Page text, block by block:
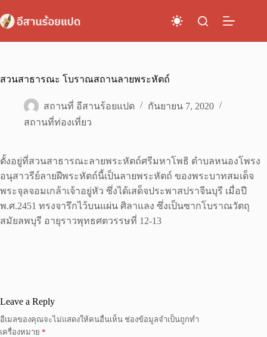
to
content
สวนสาธารณะ โบราณสถานลายพระหัตถ์
สถานที่ อีสานร้อยแปด
กันยายน 7, 2020
สถานที่ท่องเที่ยว
ตั้งอยู่ที่สวนสาธารณะลายพระหัตถ์ศรีมหาโพธิ ตำบลหนองโพรง
อนุสาวรีย์ลายฝีพระหัตถ์นี้เป็นลายพระหัตถ์ ของพระบาทสมเด็จ
พระจุลจอมเกล้าเจ้าอยู่หัว ซึ่งได้เสด็จประพาสปราจีนบุรี เมื่อปี
พ.ศ.2451 ทรงจารึกไว้บนแผ่น ศิลาแลง ซึ่งเป็นซากโบราณวัตถุ
สมัยลพบุรี อายุราวพุทธศตวรรษที่ 12-13
Leave a Reply
อีเมลของคุณจะไม่แสดงให้คนอื่นเห็น ช่องข้อมูลจำเป็นถูกทำ
เครื่องหมาย *